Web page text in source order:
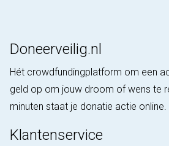
Doneerveilig.nl
Hét crowdfundingplatform om een
geld op om jouw droom of wens te
minuten staat je donatie actie online.
Klantenservice